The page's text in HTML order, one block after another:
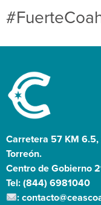
Carretera 57 KM
Torreón.
Centro de Gobierno
Tel: (844) 6981040
: